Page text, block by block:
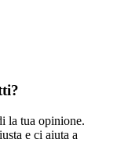
la tua opinione.
e ci aiuta a